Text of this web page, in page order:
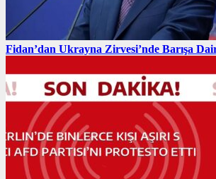
Fidan’dan Ukrayna Zirvesi’nde Barışa